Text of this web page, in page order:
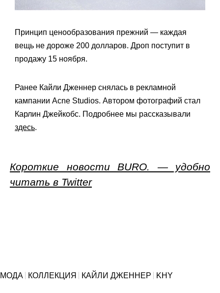
Принцип ценообразования прежний — каждая
вещь не дороже 200 долларов. Дроп поступит в
продажу 15 ноября.
Ранее Кайли Дженнер снялась в рекламной
кампании Acne Studios. Автором фотографий стал
Карлин Джейкобс. Подробнее мы рассказывали
здесь.
Короткие новости BURO. — удобно
читать в Twitter
МОДА КОЛЛЕКЦИЯ КАЙЛИ ДЖЕННЕР KHY